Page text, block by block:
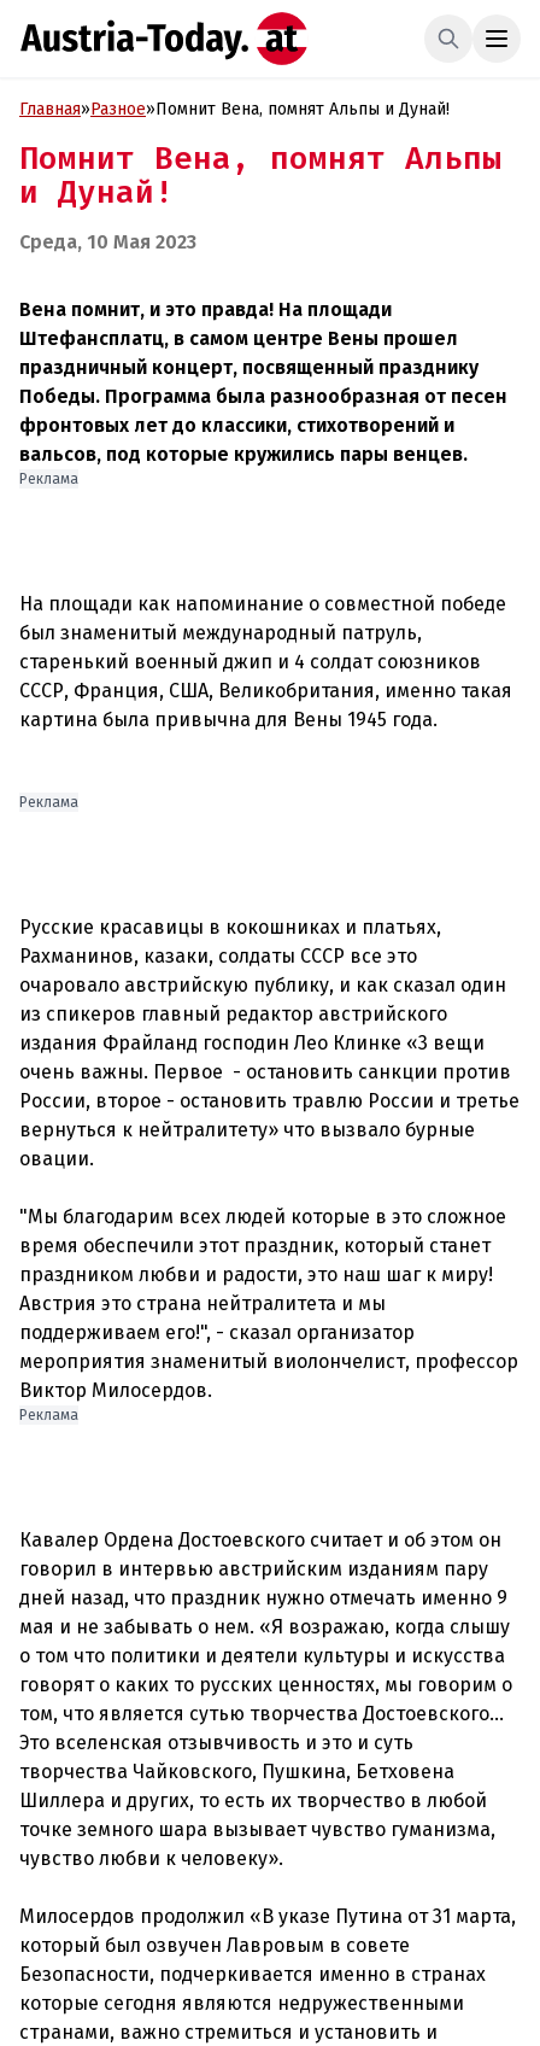
Главная»Разное»Помнит Вена, помнят Альпы и Дунай!
Помнит Вена, помнят Альпы
и Дунай!
Среда, 10 Мая 2023
Вена помнит, и это правда! На площади
Штефансплатц, в самом центре Вены прошел
праздничный концерт, посвященный празднику
Победы. Программа была разнообразная от песен
фронтовых лет до классики, стихотворений и
вальсов, под которые кружились пары венцев.
Реклама
На площади как напоминание о совместной победе
был знаменитый международный патруль,
старенький военный джип и 4 солдат союзников
СССР, Франция, США, Великобритания, именно такая
картина была привычна для Вены 1945 года.
Реклама
Русские красавицы в кокошниках и платьях,
Рахманинов, казаки, солдаты СССР все это
очаровало австрийскую публику, и как сказал один
из спикеров главный редактор австрийского
издания Фрайланд господин Лео Клинке «3 вещи
очень важны. Первое - остановить санкции против
России, второе - остановить травлю России и третье
вернуться к нейтралитету» что вызвало бурные
овации.
"Мы благодарим всех людей которые в это сложное
время обеспечили этот праздник, который станет
праздником любви и радости, это наш шаг к миру!
Австрия это страна нейтралитета и мы
поддерживаем его!", - сказал организатор
мероприятия знаменитый виолончелист, профессор
Реклама
Кавалер Ордена Достоевского считает и об этом он
говорил в интервью австрийским изданиям пару
дней назад, что праздник нужно отмечать именно 9
мая и не забывать о нем. «Я возражаю, когда слышу
о том что политики и деятели культуры и искусства
говорят о каких то русских ценностях, мы говорим о
том, что является сутью творчества Достоевского…
Это вселенская отзывчивость и это и суть
творчества Чайковского, Пушкина, Бетховена
Шиллера и других, то есть их творчество в любой
точке земного шара вызывает чувство гуманизма,
чувство любви к человеку».
Милосердов продолжил «В указе Путина от 31 марта,
который был озвучен Лавровым в совете
Безопасности, подчеркивается именно в странах
которые сегодня являются недружественными
странами, важно стремиться и установить и